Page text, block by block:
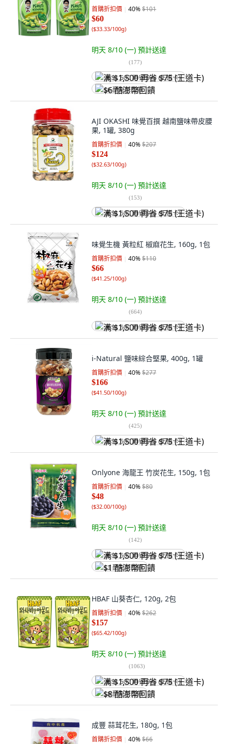
首購折扣價 40%$101
$60
($33.33/100g)
明天 8/10 (一) 預計送達
(177)
满 $1,500 再省 $75 (王道卡)
$6 酷澎幣回饋
AJI OKASHI 味覺百撰 越南鹽味帶皮腰
果, 1罐, 380g
首購折扣價 40%$207
$124
($32.63/100g)
明天 8/10 (一) 預計送達
(153)
满 $1,500 再省 $75 (王道卡)
味覺生機 黃粒紅 椒麻花生, 160g, 1包
首購折扣價 40%$110
$66
($41.25/100g)
明天 8/10 (一) 預計送達
(664)
满 $1,500 再省 $75 (王道卡)
i-Natural 鹽味綜合堅果, 400g, 1罐
首購折扣價 40%$277
$166
($41.50/100g)
明天 8/10 (一) 預計送達
(425)
满 $1,500 再省 $75 (王道卡)
Onlyone 海龍王 竹炭花生, 150g, 1包
首購折扣價 40%$80
$48
($32.00/100g)
明天 8/10 (一) 預計送達
(142)
满 $1,500 再省 $75 (王道卡)
$1 酷澎幣回饋
HBAF 山葵杏仁, 120g, 2包
首購折扣價 40%$262
$157
($65.42/100g)
明天 8/10 (一) 預計送達
(1063)
满 $1,500 再省 $75 (王道卡)
$8 酷澎幣回饋
成豐 蒜茸花生, 180g, 1包
首購折扣價 40%$66